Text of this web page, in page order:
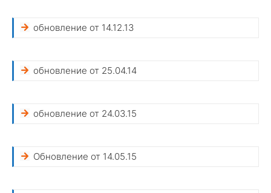
обновление от 14.12.13
обновление от 25.04.14
обновление от 24.03.15
Обновление от 14.05.15